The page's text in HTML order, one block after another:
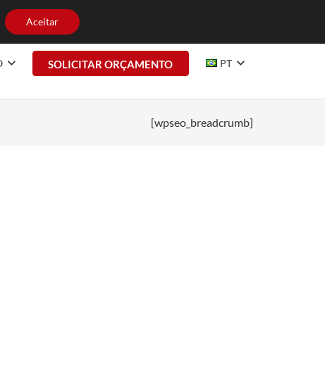
CONOSCO
SOLICITAR ORÇAMENTO PT
[wpseo_breadcrumb]
Aceitar